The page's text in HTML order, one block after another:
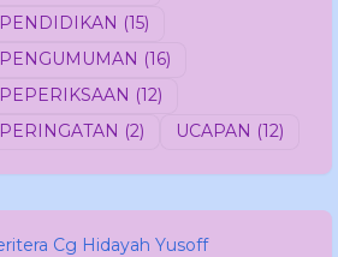
PENDIDIKAN (15)
PENGUMUMAN (16)
PEPERIKSAAN (12)
PERINGATAN (2) UCAPAN (12)
Cg Hidayah Yusoff